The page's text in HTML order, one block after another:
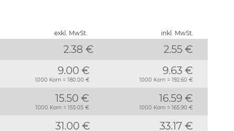
exkl. MwSt. inkl. MwSt.
2.38 € 2.55€
9.00 €
1000 Korn = 180.00 €
9.63 €
1000 Korn = 192.60 €
15.50 €
1000 Korn = 155.05 €
16.59 €
1000 Korn = 165.90 €
31.00 € 33.17 €